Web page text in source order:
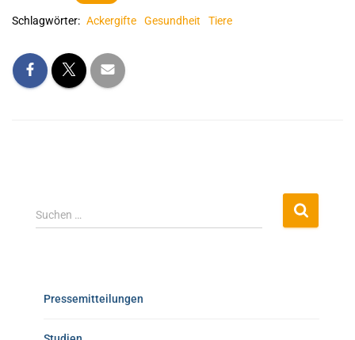
Schlagwörter: Ackergifte Gesundheit Tiere
Suchen …
Pressemitteilungen